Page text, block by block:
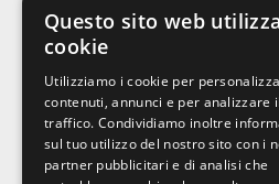
Assistenza Clienti
iPhone
Calcola riparazione
Acquista
Questo sito web utilizza
cookie
Utilizziamo i cookie per
contenuti, annunci e per analizzare
traffico. Condividiamo inoltre
sul tuo utilizzo del nostro sito con i
partner pubblicitari e di analisi che